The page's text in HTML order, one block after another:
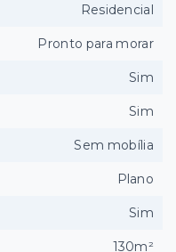
Residencial
Pronto para morar
Sim
Sim
Sem mobília
Plano
Sim
130m²